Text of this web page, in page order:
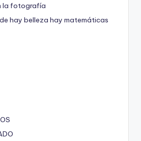
la fotografía
hay belleza hay matemáticas